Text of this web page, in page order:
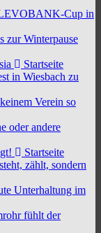
Cup in
zur Winterpause
Startseite
in Wiesbach zu
Verein so
oder andere
Startseite
zählt, sondern
Unterhaltung im
fühlt der